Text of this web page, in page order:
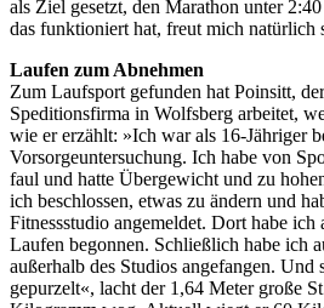
als Ziel gesetzt, den Marathon unter
das funktioniert hat, freut mich natürlich
Laufen zum Abnehmen
Zum Laufsport gefunden hat Poinsitt,
Speditionsfirma in Wolfsberg arbeitet,
wie er erzählt: »Ich war als 16-Jähriger
Vorsorgeuntersuchung. Ich habe von
faul und hatte Übergewicht und zu
ich beschlossen, etwas zu ändern und
Fitnessstudio angemeldet. Dort habe
Laufen begonnen. Schließlich habe ich
außerhalb des Studios angefangen. Und
gepurzelt«, lacht der 1,64 Meter große